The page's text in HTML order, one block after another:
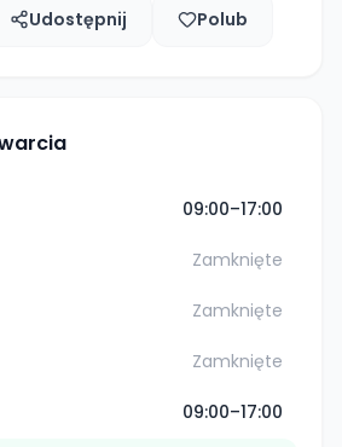
Udostępnij Polub
09:00–17:00
Zamknięte
Zamknięte
Zamknięte
09:00–17:00